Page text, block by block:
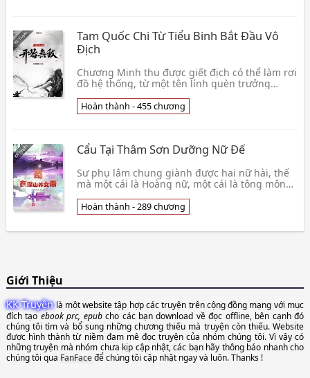
Tam Quốc Chi Từ Tiểu Binh Bắt Đầu Vô
Địch
Chương Minh thu được giết địch có thể làm rơi
đồ hệ thống, từ một tên lính quèn trưởng
hoành Tam Q👦 Đông Lăng Ly Hỏa
Hoàn thành - 455 chương
Cẩu Tại Thâm Sơn Dưỡng Nữ Đế
Sư phụ lâm chung giành được hai nữ hài, thế
mà một cái là Hoàng nữ, một cái là tông môn
môn Lâ👦 Nguyệt Dạ Lưu Hương
Hoàn thành - 289 chương
Giới Thiệu
KK Truyệnlà một website tập hợp các truyện trên cộng đồng mạng với mục
đích tạoebook prc, epubcho các bạn download về đọc offline, bên cạnh đó
chúng tôi tìm và bổ sung những chương thiếu mà truyện còn thiếu. Website
được hình thành từ niềm đam mê đọc truyện của nhóm chúng tôi. Vì vậy có
những truyện mà nhóm chưa kịp cập nhật, các bạn hãy thông báo nhanh cho
chúng tôi qua FanFaceđể chúng tôi cập nhật ngay và luôn. Thanks !